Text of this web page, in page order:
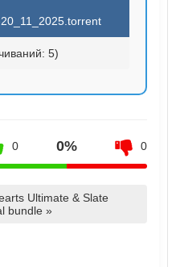
5)
0 0% 0
Ultimate & Slate
bundle »